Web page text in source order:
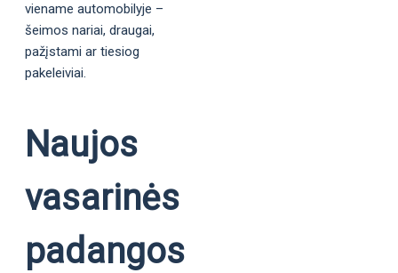
viename automobilyje –
šeimos nariai, draugai,
pažįstami ar tiesiog
pakeleiviai.
Naujos
vasarinės
padangos